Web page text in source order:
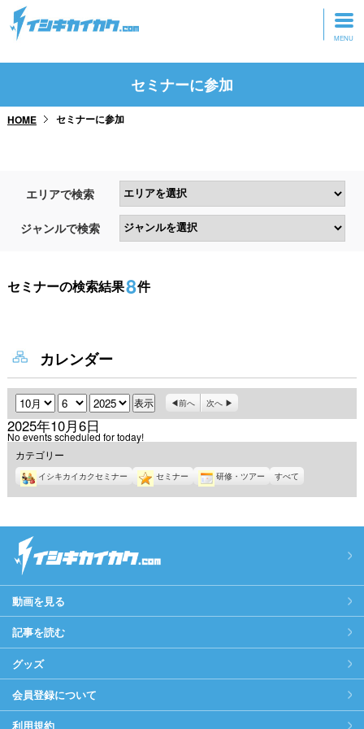
トップページ
研修・ツアーに参加
セミナーに参加
HOME セミナーに参加
エリアで検索
ジャンルで検索
セミナーの検索結果8件
カレンダー
月 日 年 前へ 次へ
2025年10月6日
No events scheduled for today!
カテゴリー
イシキカイカクセミナー セミナー 研修・ツアー すべて
動画を見る
記事を読む
グッズ
会員登録について